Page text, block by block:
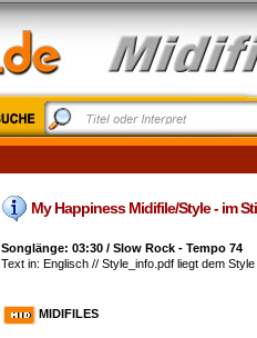
My Happiness Midifile/Style - im
Songlänge: 03:30 / Slow Rock - Tempo 74
Text in: Englisch // Style_info.pdf liegt dem Style
MIDIFILES